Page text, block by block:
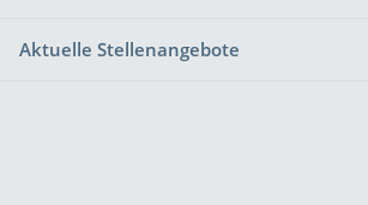
Aktuelle Stellenangebote